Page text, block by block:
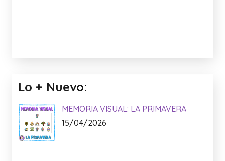
Lo + Nuevo:
MEMORIA VISUAL: LA PRIMAVERA
15/04/2026